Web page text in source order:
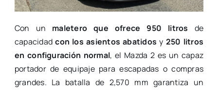
Con un maletero que ofrece 950 litros de
capacidadcon los asientos abatidos y 250 litros
en configuración normal, el Mazda 2 es un capaz
portador de equipaje para escapadas o compras
grandes. La batalla de 2,570 mm garantiza un